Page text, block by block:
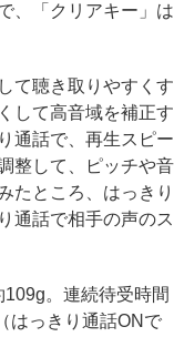
、「クリアキー」は
て聴き取りやすくす
して高音域を補正す
通話で、再生スピー
整して、ピッチや音
たところ、はっきり
通話で相手の声のス
。連続待受時間
はっきり通話ONで